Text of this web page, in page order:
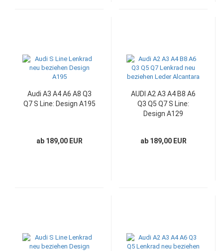
Audi A3 A4 A6 A8 Q3
Q7 S Line: Design A195
ab 189,00 EUR
AUDI A2 A3 A4 B8 A6
Q3 Q5 Q7 S Line:
Design A129
ab 189,00 EUR